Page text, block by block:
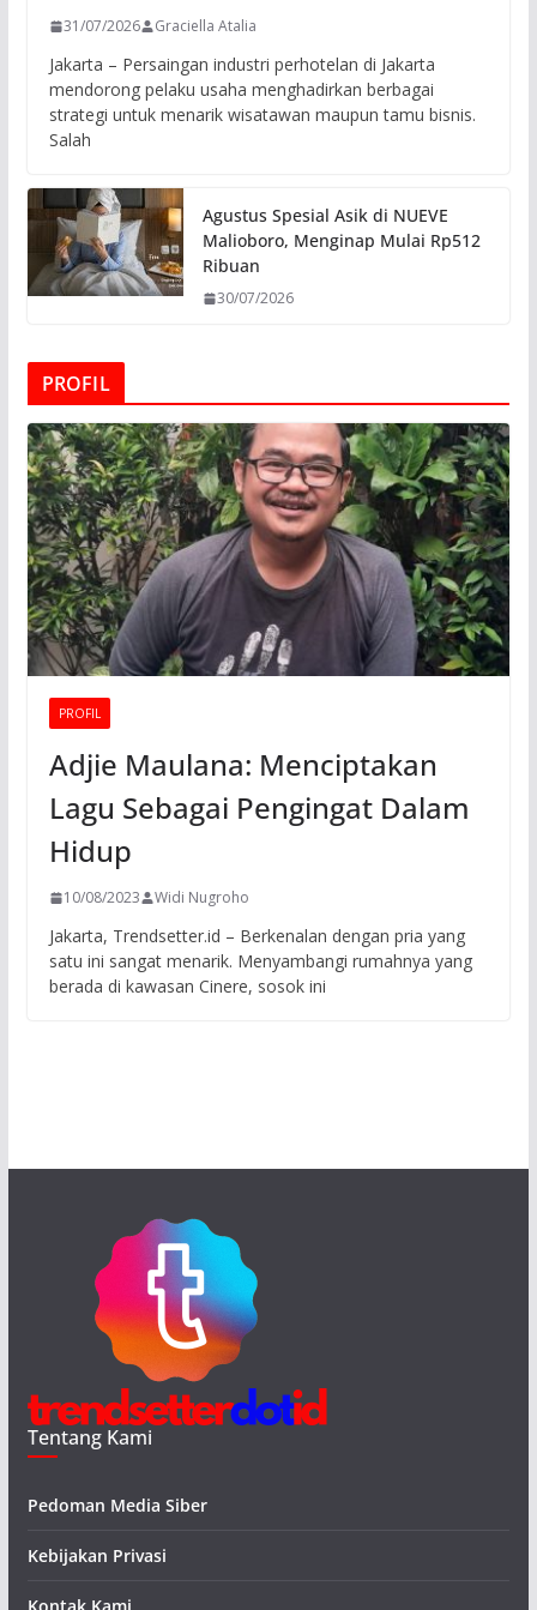
31/07/2026 Graciella Atalia
Jakarta – Persaingan industri perhotelan di Jakarta
mendorong pelaku usaha menghadirkan berbagai
strategi untuk menarik wisatawan maupun tamu bisnis.
Salah
Agustus Spesial Asik di NUEVE
Malioboro, Menginap Mulai Rp512
Ribuan
30/07/2026
PROFIL
PROFIL
Adjie Maulana: Menciptakan
Lagu Sebagai Pengingat Dalam
Hidup
10/08/2023 Widi Nugroho
Jakarta, Trendsetter.id – Berkenalan dengan pria yang
satu ini sangat menarik. Menyambangi rumahnya yang
berada di kawasan Cinere, sosok ini
Tentang Kami
Pedoman Media Siber
Kebijakan Privasi